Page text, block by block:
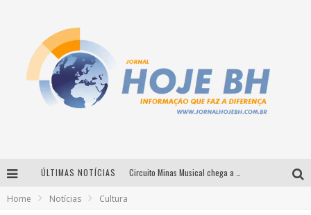
ÚLTIMAS NOTÍCIAS
Home Notícias Cultura